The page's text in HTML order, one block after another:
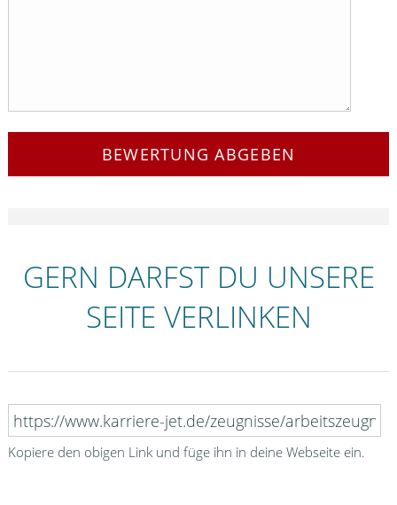
BEWERTUNG ABGEBEN
GERN DARFST DU UNSERE
SEITE VERLINKEN
Kopiere den obigen Link und füge ihn in deine Webseite ein.